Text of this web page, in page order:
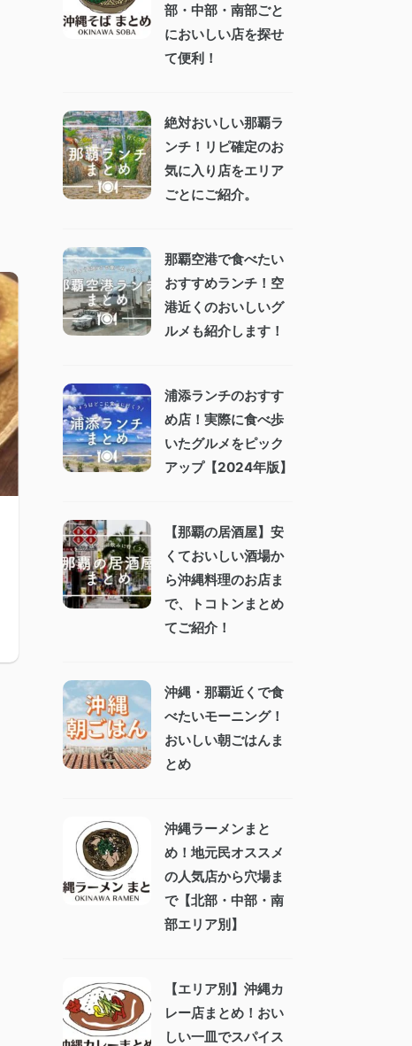
部・中部・南部ごと
においしい店を探せ
て便利！
絶対おいしい那覇ラ
ンチ！リピ確定のお
気に入り店をエリア
ごとにご紹介。
那覇空港で食べたい
おすすめランチ！空
港近くのおいしいグ
ルメも紹介します！
浦添ランチのおすす
め店！実際に食べ歩
いたグルメをピック
アップ【2024年版】
【那覇の居酒屋】安
くておいしい酒場か
ら沖縄料理のお店ま
で、トコトンまとめ
てご紹介！
沖縄・那覇近くで食
べたいモーニング！
おいしい朝ごはんま
とめ
沖縄ラーメンまと
め！地元民オススメ
の人気店から穴場ま
で【北部・中部・南
部エリア別】
【エリア別】沖縄カ
レー店まとめ！おい
しい一皿でスパイス